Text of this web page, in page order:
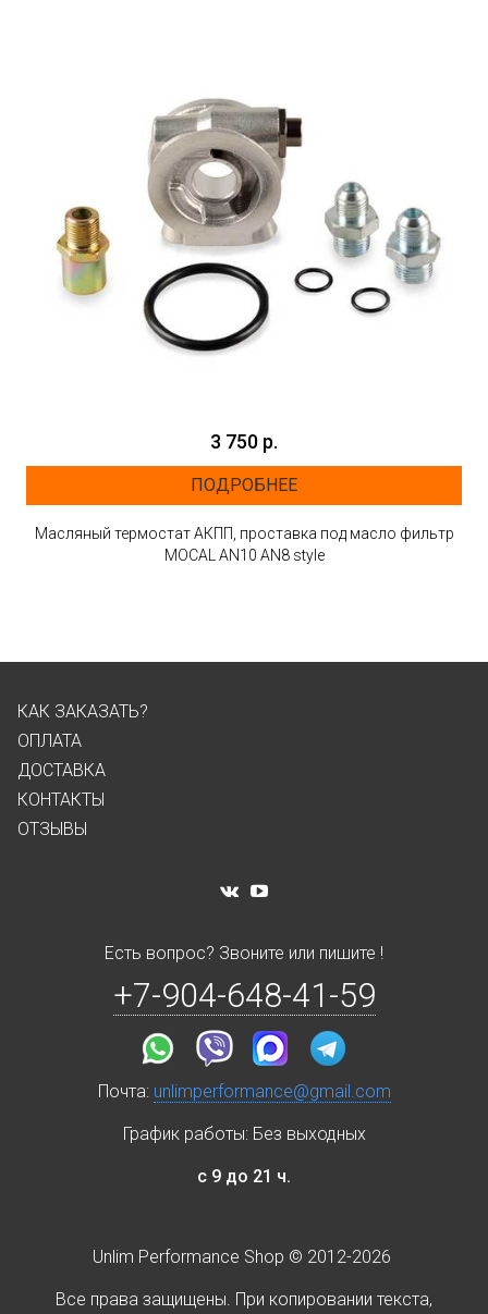
3 750 р.
ПОДРОБНЕЕ
Масляный термостат АКПП, проставка под масло фильтр
MOCAL AN10 AN8 style
КАК ЗАКАЗАТЬ?
ОПЛАТА
ДОСТАВКА
КОНТАКТЫ
ОТЗЫВЫ
Есть вопрос? Звоните или пишите !
+7-904-648-41-59
Почта: unlimperformance@gmail.com
График работы: Без выходных
с 9 до 21 ч.
Unlim Performance Shop © 2012-2026
Все права защищены. При копировании текста,